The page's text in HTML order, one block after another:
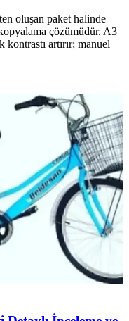
oluşan paket halinde
çözümüdür. A3
kontrastı artırır; manuel